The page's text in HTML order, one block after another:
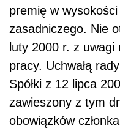
premię w
zasadniczego. Nie
luty 2000 r. z
pracy. Uchwałą
Spółki z 12 lipca
zawieszony z tym
obowiązków